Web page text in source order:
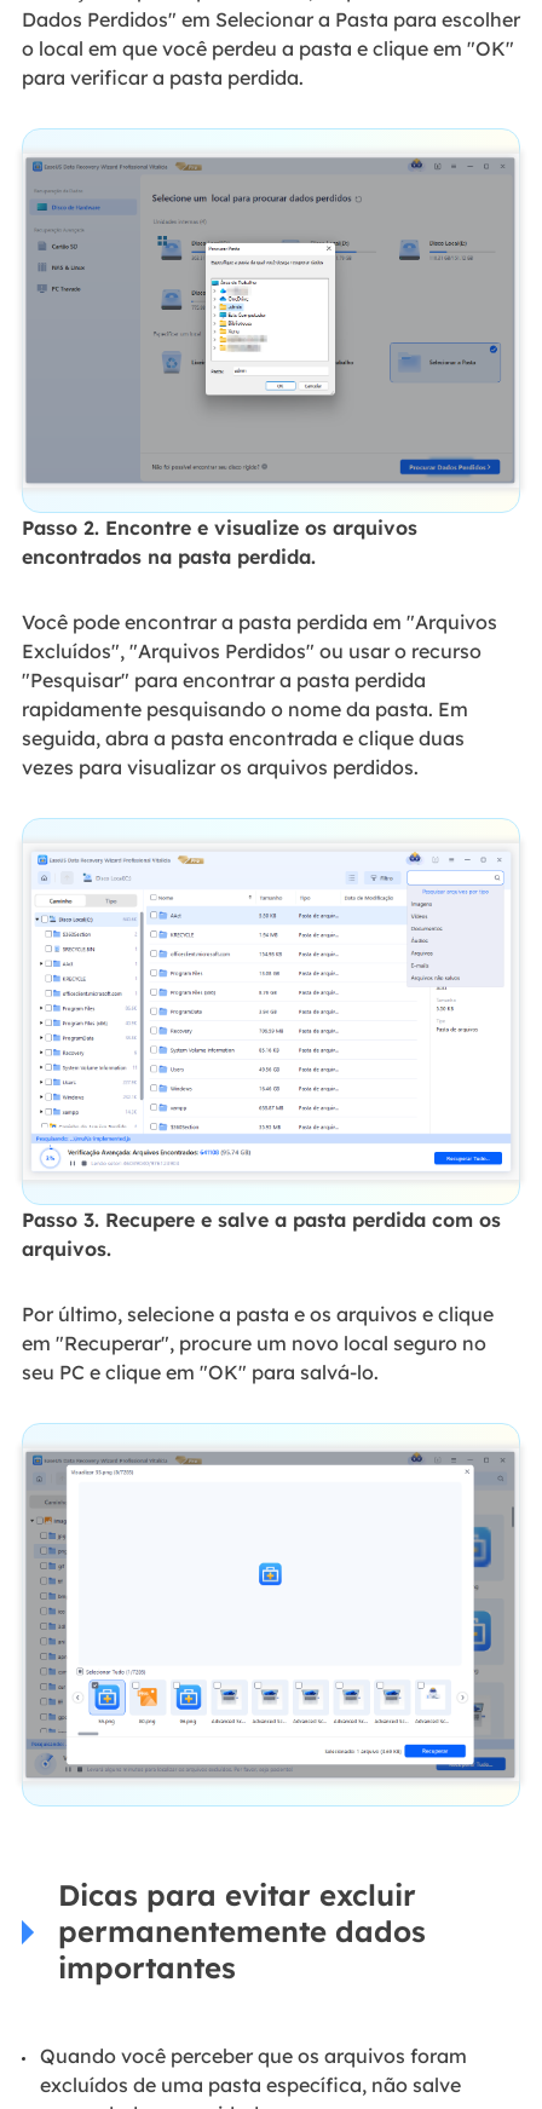
Dados Perdidos" em Selecionar a Pasta para escolher
o local em que você perdeu a pasta e clique em "OK"
para verificar a pasta perdida.
Passo 2. Encontre e visualize os arquivos
encontrados na pasta perdida.
Você pode encontrar a pasta perdida em "Arquivos
Excluídos", "Arquivos Perdidos" ou usar o recurso
"Pesquisar" para encontrar a pasta perdida
rapidamente pesquisando o nome da pasta. Em
seguida, abra a pasta encontrada e clique duas
vezes para visualizar os arquivos perdidos.
Passo 3. Recupere e salve a pasta perdida com os
arquivos.
Por último, selecione a pasta e os arquivos e clique
em "Recuperar", procure um novo local seguro no
seu PC e clique em "OK" para salvá-lo.
Dicas para evitar excluir
permanentemente dados
importantes
Quando você perceber que os arquivos foram
excluídos de uma pasta específica, não salve